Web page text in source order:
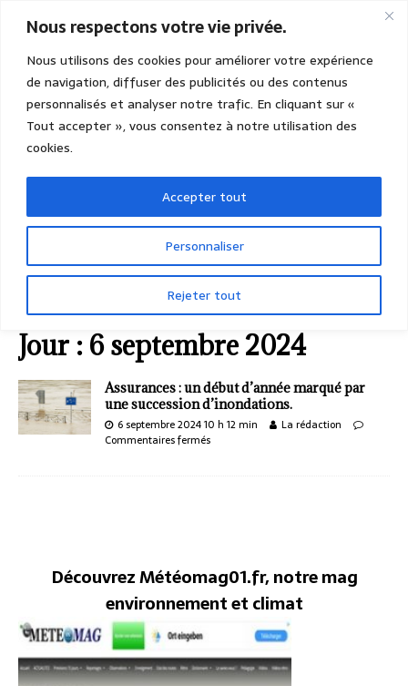
Nous respectons votre vie privée.
Nous utilisons des cookies pour améliorer votre expérience
de navigation, diffuser des publicités ou des contenus
personnalisés et analyser notre trafic. En cliquant sur «
Tout accepter », vous consentez à notre utilisation des
cookies.
Personnaliser
Rejeter tout
Accepter tout
SEPTEMBRE
Jour : 6 septembre 2024
Assurances : un début d’année marqué par
une succession d’inondations.
6 septembre 2024 10 h 12 min
La rédaction
Commentaires fermés
Découvrez Météomag01.fr, notre mag
environnement et climat